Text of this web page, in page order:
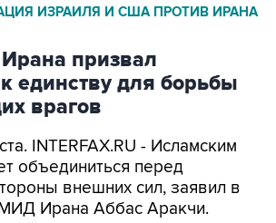
ИЗРАИЛЯ И США ПРОТИВ ИРАНА
призвал
единству для борьбы
врагов
INTERFAX.RU - Исламским
объединиться перед
внешних сил, заявил в
МИД Ирана Аббас Аракчи.